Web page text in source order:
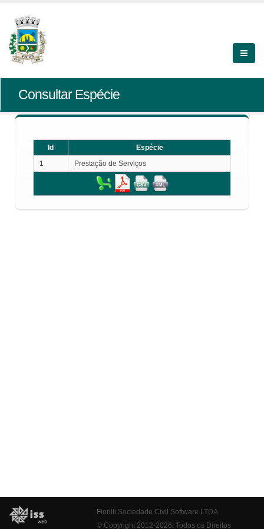
Consultar Espécie
Id
Espécie
1
Prestação de Serviços
Fiorilli Sociedade Civil Software LTDA
© Copyright 2012-2026. Todos os Direitos